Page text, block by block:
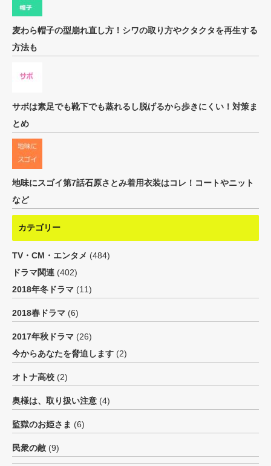
麦わら帽子の型崩れ直し方！シワの取り方やクタクタを再生する
方法も
サボは素足でも靴下でも蒸れるし脱げるから歩きにくい！対策ま
とめ
地味にスゴイ第7話石原さとみ着用衣装はコレ！コートやニット
など
カテゴリー
TV・CM・エンタメ (484)
ドラマ関連 (402)
2018年冬ドラマ (11)
2018春ドラマ (6)
2017年秋ドラマ (26)
今からあなたを脅迫します (2)
オトナ高校 (2)
奥様は、取り扱い注意 (4)
監獄のお姫さま (6)
民衆の敵 (9)